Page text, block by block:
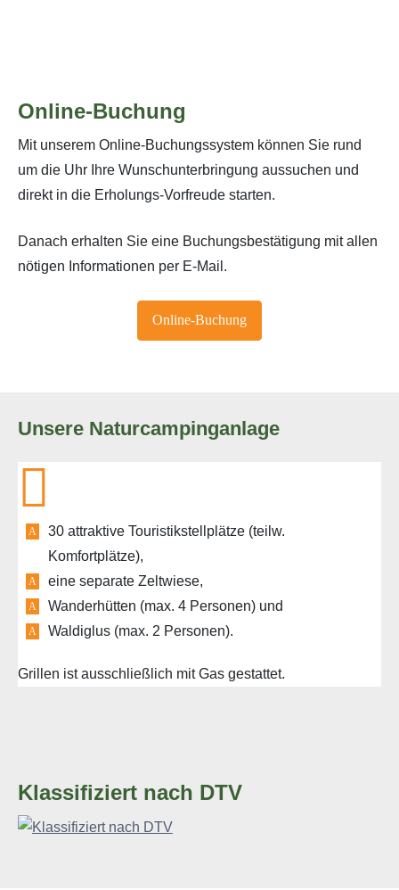
Online-Buchung
Mit unserem Online-Buchungssystem können Sie rund
um die Uhr Ihre Wunschunterbringung aussuchen und
direkt in die Erholungs-Vorfreude starten.
Danach erhalten Sie eine Buchungsbestätigung mit allen
nötigen Informationen per E-Mail.
Online-Buchung
Unsere Naturcampinganlage
30 attraktive Touristikstellplätze (teilw.
Komfortplätze),
eine separate Zeltwiese,
Wanderhütten (max. 4 Personen) und
Waldiglus (max. 2 Personen).
Grillen ist ausschließlich mit Gas gestattet.
Klassifiziert nach DTV